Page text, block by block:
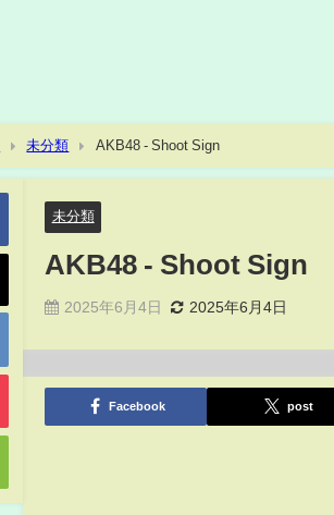
未分類 AKB48 - Shoot Sign
未分類
AKB48 - Shoot Sign
2025年6月4日 2025年6月4日
Facebook post